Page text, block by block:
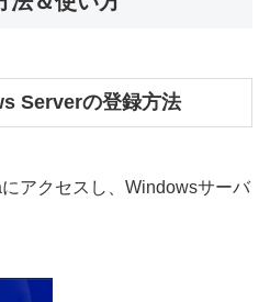
Serverの登録方法
アクセスし、Windowsサーバ